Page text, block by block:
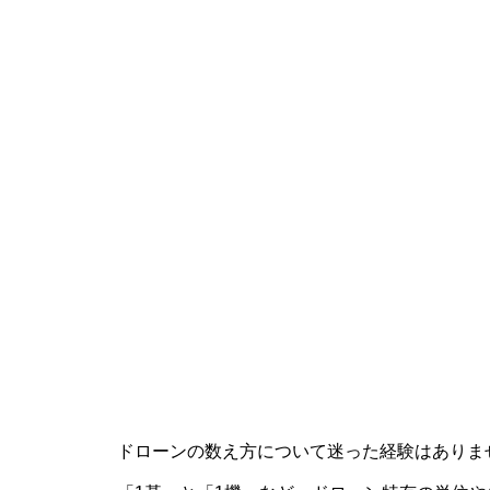
ドローンの数え方について迷った経験はありま